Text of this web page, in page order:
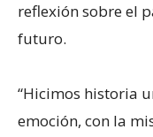
reflexión sobre el
futuro.
“Hicimos historia
emoción, con la